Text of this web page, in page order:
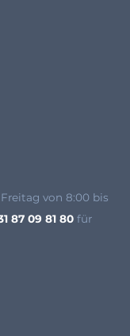
von 8:00 bis
87 09 81 80 für